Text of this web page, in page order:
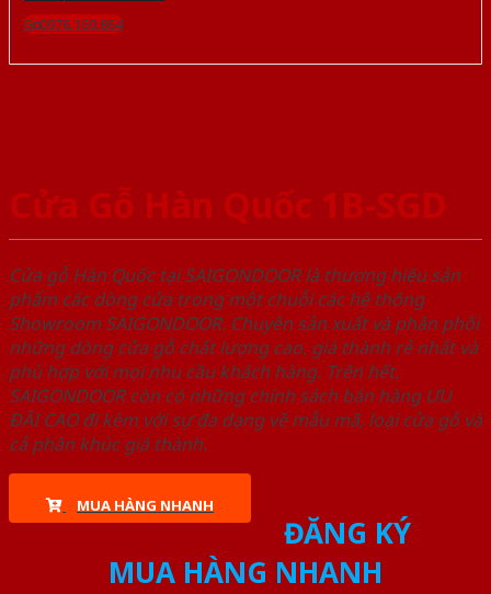
Gọi 0976.169.864
Cửa Gỗ Hàn Quốc 1B-SGD
Cửa gỗ Hàn Quốc tại SAIGONDOOR là thương hiệu sản
phẩm các dòng cửa trong một chuỗi các hệ thống
Showroom SAIGONDOOR. Chuyên sản xuất và phân phối
những dòng cửa gỗ chất lượng cao, giá thành rẻ nhất và
phù hợp với mọi nhu cầu khách hàng. Trên hết,
SAIGONDOOR còn có những chính sách bán hàng ƯU
ĐÃI CAO đi kèm với sự đa dạng về mẫu mã, loại cửa gỗ và
cả phân khúc giá thành.
MUA HÀNG NHANH
ĐĂNG KÝ
MUA HÀNG NHANH